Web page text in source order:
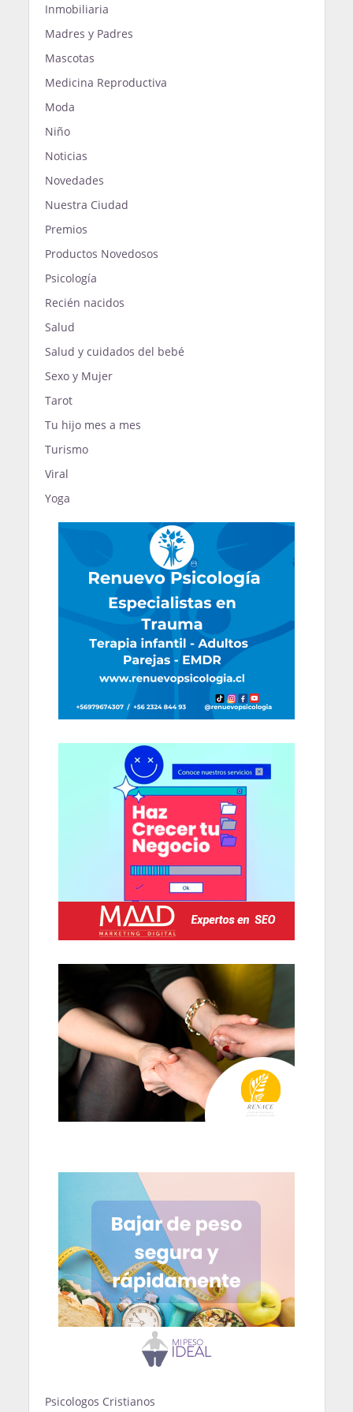
Inmobiliaria
Madres y Padres
Mascotas
Medicina Reproductiva
Moda
Niño
Noticias
Novedades
Nuestra Ciudad
Premios
Productos Novedosos
Psicología
Recién nacidos
Salud
Salud y cuidados del bebé
Sexo y Mujer
Tarot
Tu hijo mes a mes
Turismo
Viral
Yoga
Psicologos Cristianos